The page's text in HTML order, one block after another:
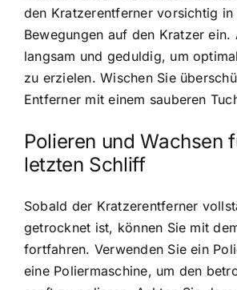
den Kratzerentferner vorsichtig in
Bewegungen auf den Kratzer ein.
langsam und geduldig, um
zu erzielen. Wischen Sie
Entferner mit einem sauberen
Polieren und Wachsen
letzten Schliff
Sobald der Kratzerentferner
getrocknet ist, können Sie mit
fortfahren. Verwenden Sie ein
eine Poliermaschine, um den